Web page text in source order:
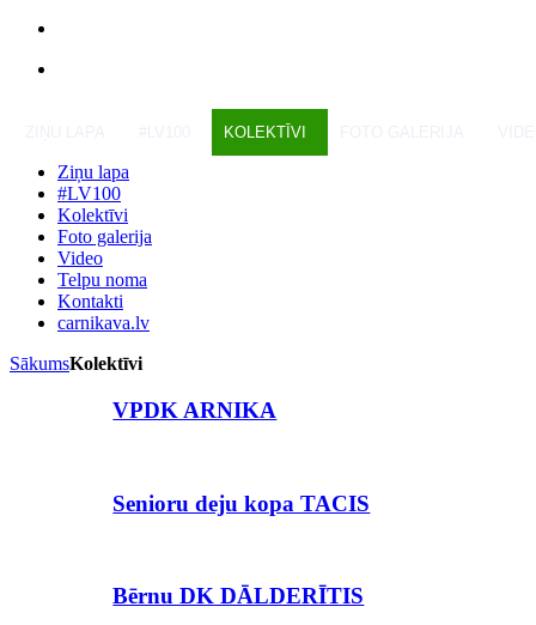
KOLEKTĪVI
Ziņu lapa
#LV100
Kolektīvi
Foto galerija
Video
Telpu noma
Kontakti
carnikava.lv
SākumsKolektīvi
VPDK ARNIKA
Senioru deju kopa TACIS
Bērnu DK DĀLDERĪTIS